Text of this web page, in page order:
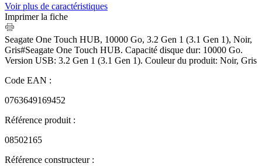
Voir plus de caractéristiques
Imprimer la fiche
Seagate One Touch HUB, 10000 Go, 3.2 Gen 1 (3.1 Gen 1), Noir,
Gris#Seagate One Touch HUB. Capacité disque dur: 10000 Go.
Version USB: 3.2 Gen 1 (3.1 Gen 1). Couleur du produit: Noir, Gris
Code EAN :
0763649169452
Référence produit :
08502165
Référence constructeur :